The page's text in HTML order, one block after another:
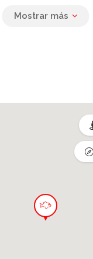
pescado capeado
camarón capeado